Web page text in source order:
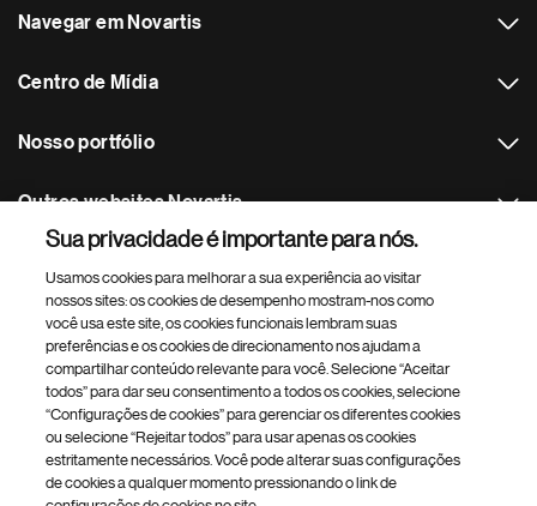
Navegar em Novartis
Centro de Mídia
Nosso portfólio
Outros websites Novartis
Footer Site Search
Footer
Bottom
© 2026 Novartis Biociência SA
Termos de Uso Politica de Privacidade
Profissionais da Saúde
Sua privacidade é importante para nós.
Usamos cookies para melhorar a sua experiência ao visitar
nossos sites: os cookies de desempenho mostram-nos como
você usa este site, os cookies funcionais lembram suas
preferências e os cookies de direcionamento nos ajudam a
compartilhar conteúdo relevante para você. Selecione “Aceitar
todos” para dar seu consentimento a todos os cookies, selecione
“Configurações de cookies” para gerenciar os diferentes cookies
ou selecione “Rejeitar todos” para usar apenas os cookies
estritamente necessários. Você pode alterar suas configurações
de cookies a qualquer momento pressionando o link de